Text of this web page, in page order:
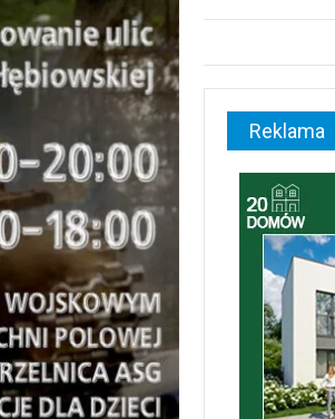
Reklama